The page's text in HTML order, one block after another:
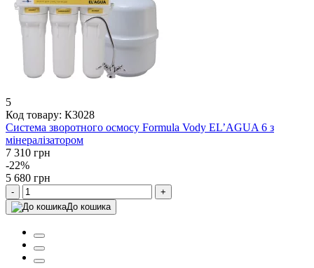
5
Код товару: К3028
Система зворотного осмосу Formula Vody EL’AGUA 6 з
мінералізатором
7 310 грн
-22%
5 680 грн
-
+
До кошика